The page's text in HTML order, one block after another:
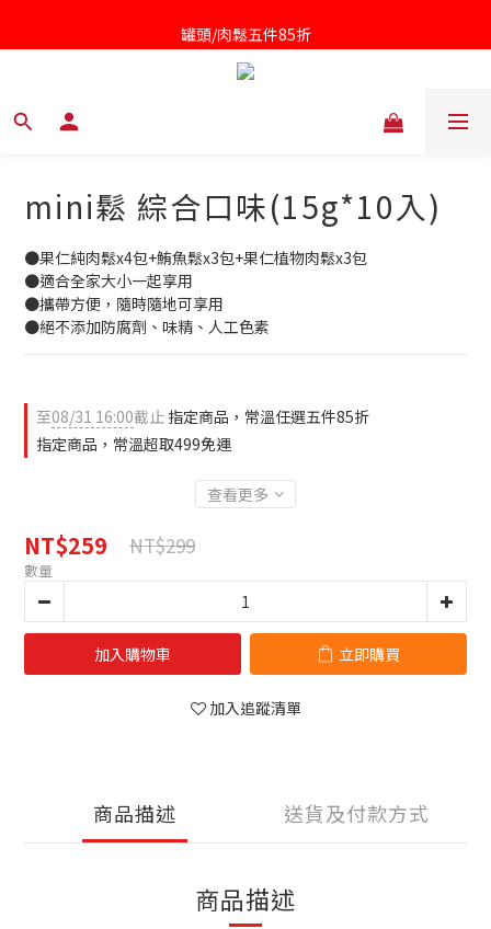
凱撒醬第二件半價
罐頭/肉鬆五件85折
針對近期供應商油品檢驗不符法規聲明書
mini鬆 綜合口味(15g*10入)
●果仁純肉鬆x4包+鮪魚鬆x3包+果仁植物肉鬆x3包
●適合全家大小一起享用
●攜帶方便，隨時隨地可享用
●絕不添加防腐劑、味精、人工色素
至08/31 16:00截止 指定商品，常溫任選五件85折
指定商品，常溫超取499免運
查看更多
NT$259 NT$299
數量
加入購物車 立即購買
加入追蹤清單
商品描述 送貨及付款方式
商品描述